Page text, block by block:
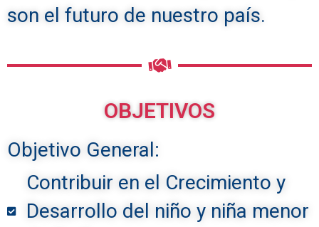
son el futuro de nuestro país.
OBJETIVOS
Objetivo General:
Contribuir en el Crecimiento y
Desarrollo del niño y niña menor